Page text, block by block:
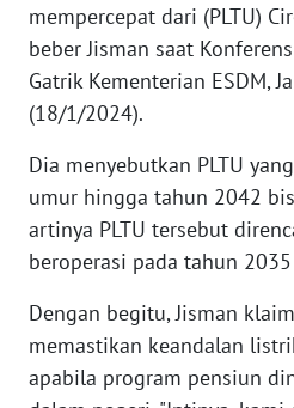
mempercepat dari (PLTU)
beber Jisman saat
Gatrik Kementerian ESDM,
(18/1/2024).
Dia menyebutkan PLTU
umur hingga tahun 2042
artinya PLTU tersebut
beroperasi pada tahun
Dengan begitu, Jisman
memastikan keandalan
apabila program pensiun
WN
NTT
WN
KEPRI
WN
WN
BARAT
WN